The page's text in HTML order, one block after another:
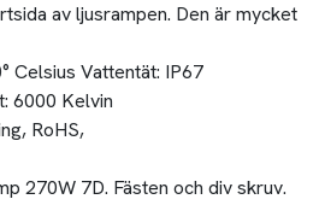
av ljusrampen. Den är mycket
Celsius Vattentät: IP67
6000 Kelvin
RoHS,
270W 7D. Fästen och div skruv.